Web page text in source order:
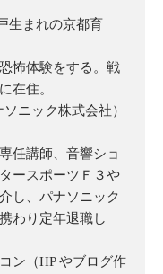
生まれの京都育
怖体験をする。戦
在住。
ニック株式会社）
任講師、音響ショ
ースポーツＦ３や
し、パナソニック
わり定年退職し
ン（HP やブログ作